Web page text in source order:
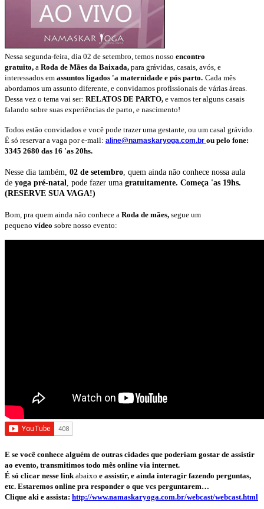
Nessa segunda-feira, dia 02 de setembro, temos nosso encontro
gratuito, a Roda de Mães da Baixada, para grávidas, casais, avós, e
interessados em assuntos ligados 'a maternidade e pós parto. Cada mês
abordamos um assunto diferente, e convidamos profissionais de várias áreas.
Dessa vez o tema vai ser: RELATOS DE PARTO, e vamos ter alguns casais
falando sobre suas experiências de parto, e nascimento!
Todos estão convidados e você pode trazer uma gestante, ou um casal grávido.
É só reservar a vaga por e-mail: aline@namaskaryoga.com.br ou pelo fone:
3345 2680 das 16 'as 20hs.
Nesse dia também, 02 de setembro , quem ainda não conhece nossa aula
de yoga pré-natal , pode fazer uma gratuitamente. Começa 'as 19hs.
(RESERVE SUA VAGA!)
Bom, pra quem ainda não conhece a Roda de mães, segue um
pequeno vídeo sobre nosso evento:
E se você conhece alguém de outras cidades que poderiam gostar de assistir
ao evento, transmitimos todo mês online via internet.
É só clicar nesse link abaixo e assistir, e ainda interagir fazendo perguntas,
etc. Estaremos online pra responder o que vcs perguntarem…
Clique aki e assista: http://www.namaskaryoga.com.br/webcast/webcast.html